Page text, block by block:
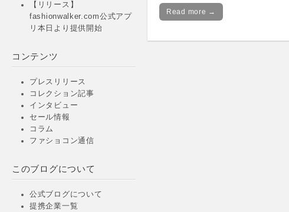
【リリース】
fashionwalker.com公式アプ
リ本日より提供開始
コンテンツ
プレスリリース
コレクション記事
インタビュー
セール情報
コラム
ファショコン通信
このブログについて
公式ブログについて
提携企業一覧
Read more →